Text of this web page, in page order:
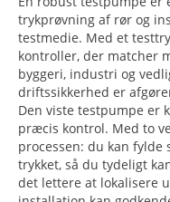
trykprøvning af rør og
testmedie. Med et
kontroller, der matcher
byggeri, industri og
driftssikkerhed er
Den viste testpumpe er
præcis kontrol. Med to
processen: du kan fylde
trykket, så du tydeligt
det lettere at lokalisere